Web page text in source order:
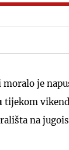
moralo je
tijekom
na